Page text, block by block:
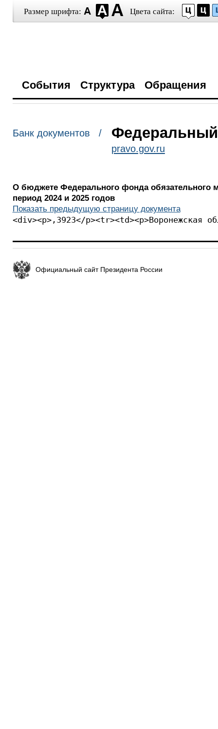
Размер шрифта: Цвета сайта:
События Структура Обращения
Банк документов / Федеральный
pravo.gov.ru
О бюджете Федерального фонда обязательного
период 2024 и 2025 годов
Показать предыдущую страницу документа
<div><p>,3923</p><tr><td><p>Воронежская
Официальный сайт Президента России